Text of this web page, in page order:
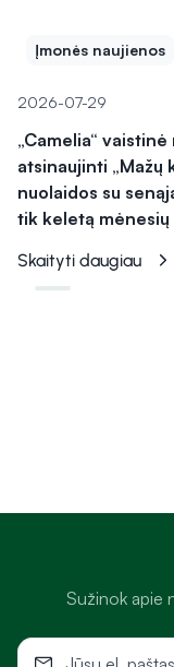
Įmonės naujienos
2026-07-29
„Camelia“
atsinaujinti „Mažų
nuolaidos su
tik keletą mėnesių
Skaityti daugiau
Sužinok apie